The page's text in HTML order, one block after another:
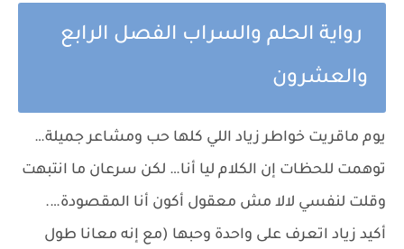
رواية الحلم والسراب الفصل الرابع
والعشرون
يوم ماقريت خواطر زياد اللي كلها حب ومشاعر جميلة…
توهمت للحظات إن الكلام ليا أنا… لكن سرعان ما انتبهت
وقلت لنفسي لالا مش معقول أكون أنا المقصودة….
أكيد زياد اتعرف على واحدة وحبها (مع إنه معانا طول